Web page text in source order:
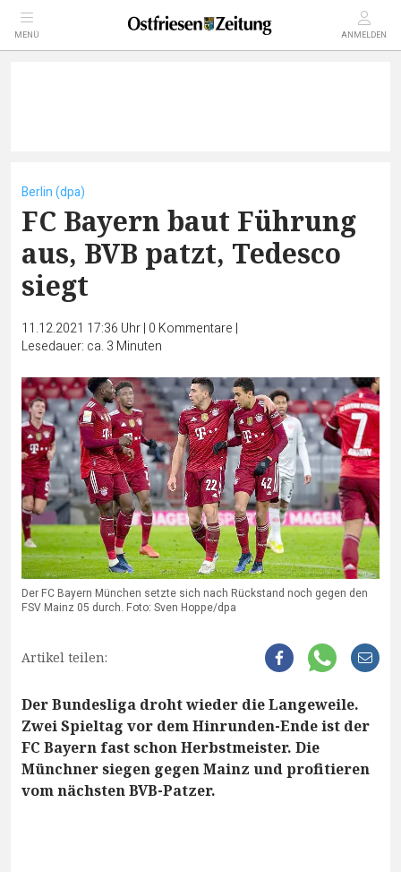
MENÜ ANMELDEN
Berlin (dpa)
FC Bayern baut Führung
aus, BVB patzt, Tedesco
siegt
11.12.2021 17:36 Uhr| 0 Kommentare |
Lesedauer: ca. 3 Minuten
Der FC Bayern München setzte sich nach Rückstand noch gegen den
FSV Mainz 05 durch. Foto: Sven Hoppe/dpa
Artikel teilen:
Der Bundesliga droht wieder die Langeweile.
Zwei Spieltag vor dem Hinrunden-Ende ist der
FC Bayern fast schon Herbstmeister. Die
Münchner siegen gegen Mainz und profitieren
vom nächsten BVB-Patzer.